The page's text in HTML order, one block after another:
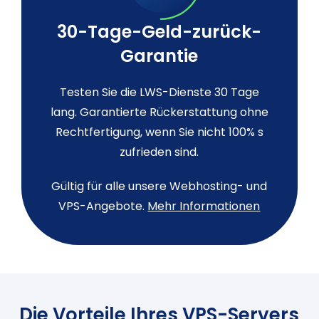
30-Tage-Geld-zurück-
Garantie
Testen Sie die LWS-Dienste 30 Tage
lang. Garantierte Rückerstattung ohne
Rechtfertigung, wenn Sie nicht 100% s
zufrieden sind.
Gültig für alle unsere Webhosting- und
VPS-Angebote. Mehr Informationen